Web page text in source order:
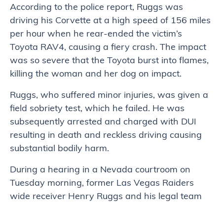
According to the police report, Ruggs was
driving his Corvette at a high speed of 156 miles
per hour when he rear-ended the victim’s
Toyota RAV4, causing a fiery crash. The impact
was so severe that the Toyota burst into flames,
killing the woman and her dog on impact.
Ruggs, who suffered minor injuries, was given a
field sobriety test, which he failed. He was
subsequently arrested and charged with DUI
resulting in death and reckless driving causing
substantial bodily harm.
During a hearing in a Nevada courtroom on
Tuesday morning, former Las Vegas Raiders
wide receiver Henry Ruggs and his legal team